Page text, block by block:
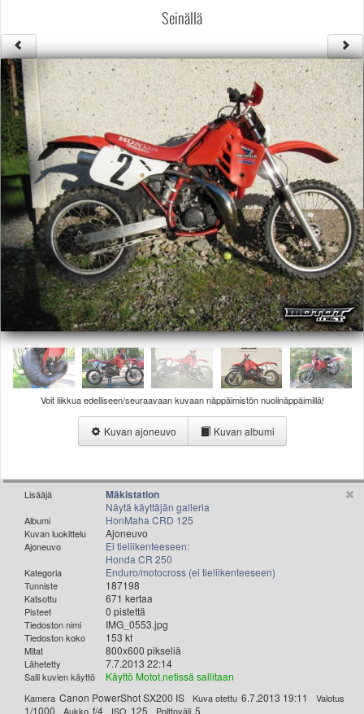
Uudet ajoneuvot
Uudet kuvat
Uudet videot
Uudet kommentit
MYYDÄÄN
Haku
Ohjeet
Ajoneuvot
Osat
TIETOPANKKI
TAPAHTUMAT
MP15 kuvia
MP14 kuvia
MP13 kuvia
ACS 2015 kuvia
Lisää uusi tapahtuma
UUTISET
SÄÄ
Valitse paikkakunta
Helsingin sää
Tampereen sää
Oulun sää
Rovaniemen sää
VIP-jäsenyys
Paidat ja vaatteet
Suunnittele oma paita
Mainostus
Palaute
Kevytversio
Seinällä
Voit liikkua edelliseen/seuraavaan kuvaan näppäimistön nuolinäppäimillä!
Kuvan ajoneuvo Kuvan albumi
Lisääjä Mäkistation
Näytä käyttäjän galleria
Albumi HonMaha CRD 125
Kuvan luokittelu Ajoneuvo
Ajoneuvo
Ei tieliikenteeseen:
Honda CR 250
Kategoria Enduro/motocross (ei tieliikenteeseen)
Tunniste 187198
Katsottu 671 kertaa
Pisteet 0 pistettä
Tiedoston nimi IMG_0553.jpg
Tiedoston koko 153 kt
Mitat 800x600 pikseliä
Lähetetty 7.7.2013 22:14
Salli kuvien käyttö Käyttö Motot.netissä sallitaan
Kamera Canon PowerShot SX200 IS Kuva otettu 6.7.2013 19:11 Valotus
1/1000 Aukko f/4 ISO 125 Polttoväli 5